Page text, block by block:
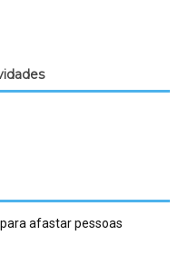
afastar pessoas